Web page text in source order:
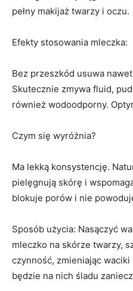
pełny makijaż twarzy i oczu.
Efekty stosowania mleczka:
Bez przeszkód usuwa
Skutecznie zmywa fluid,
również wodoodporny.
Czym się wyróżnia?
Ma lekką konsystencję.
pielęgnują skórę i
blokuje porów i nie
Sposób użycia: Nasączyć
mleczko na skórze twarzy,
czynność, zmieniając
będzie na nich śladu